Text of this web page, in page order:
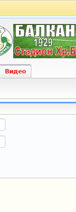
Видео